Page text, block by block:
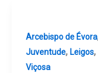
Arcebispo de Évora
Juventude, Leigos,
Viçosa